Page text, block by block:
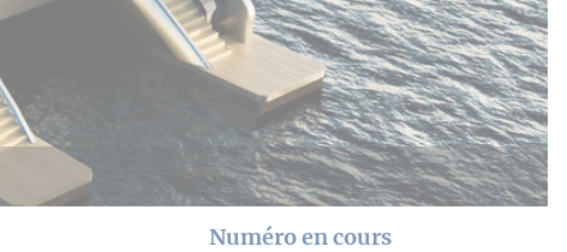
Numéro en cours